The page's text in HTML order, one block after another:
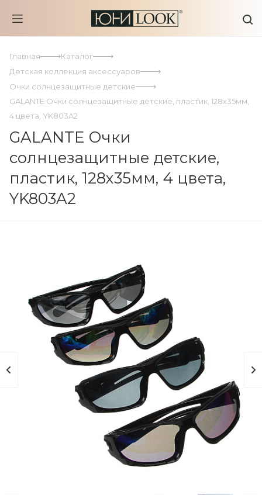
Главная
Каталог
Детская коллекция аксессуаров
Очки солнцезащитные детские
GALANTE Очки солнцезащитные детские, пластик, 128х35мм,
4 цвета, YK803A2
GALANTE Очки
солнцезащитные детские,
пластик, 128х35мм, 4 цвета,
YK803A2